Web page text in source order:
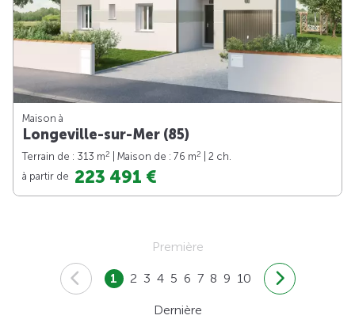
Maison à
Longeville-sur-Mer (85)
Terrain de : 313 m2 | Maison de : 76 m2
| 2 ch.
à partir de 223 491 €
Première
1 2 3 4 5 6 7 8 9 10
Dernière